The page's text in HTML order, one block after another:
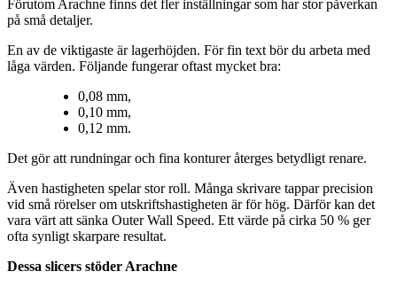
Förutom Arachne finns det fler inställningar som har stor påverkan
på små detaljer.
En av de viktigaste är lagerhöjden. För fin text bör du arbeta med
låga värden. Följande fungerar oftast mycket bra:
0,08 mm,
0,10 mm,
0,12 mm.
Det gör att rundningar och fina konturer återges betydligt renare.
Även hastigheten spelar stor roll. Många skrivare tappar precision
vid små rörelser om utskriftshastigheten är för hög. Därför kan det
vara värt att sänka Outer Wall Speed. Ett värde på cirka 50 % ger
ofta synligt skarpare resultat.
Dessa slicers stöder Arachne